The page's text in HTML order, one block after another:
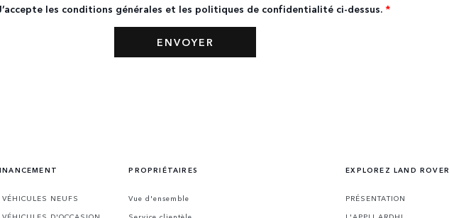
les conditions générales et les politiques de confidentialité ci-dessus. *
VÉHICULES NEUFS
PROPRIÉTAIRES
Vue d'ensemble
EXPLOREZ LAND ROVER
PRÉSENTATION